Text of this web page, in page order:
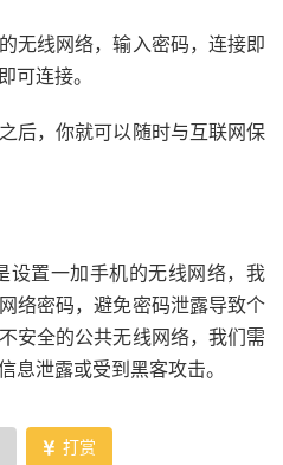
无线网络，输入密码，连接即
可连接。
后，你就可以随时与互联网保
设置一加手机的无线网络，我
络密码，避免密码泄露导致个
安全的公共无线网络，我们需
息泄露或受到黑客攻击。
打赏